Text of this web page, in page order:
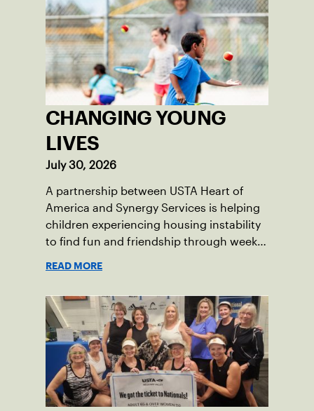
CHANGING YOUNG
LIVES
July 30, 2026
A partnership between USTA Heart of
America and Synergy Services is helping
children experiencing housing instability
to find fun and friendship through weekly
READ MORE